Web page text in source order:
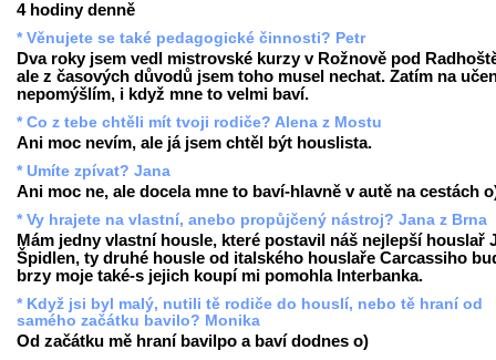
4 hodiny denně
* Věnujete se také pedagogické činnosti? Petr
Dva roky jsem vedl mistrovské kurzy v Rožnově pod
ale z časových důvodů jsem toho musel nechat. Zatím na
nepomýšlím, i když mne to velmi baví.
* Co z tebe chtěli mít tvoji rodiče? Alena z Mostu
Ani moc nevím, ale já jsem chtěl být houslista.
* Umíte zpívat? Jana
Ani moc ne, ale docela mne to baví-hlavně v autě na cestách
* Vy hrajete na vlastní, anebo propůjčený nástroj? Jana z Brna
Mám jedny vlastní housle, které postavil náš nejlepší houslař
Špidlen, ty druhé housle od italského houslaře Carcassiho
brzy moje také-s jejich koupí mi pomohla Interbanka.
* Když jsi byl malý, nutili tě rodiče do houslí, nebo tě hraní od
samého začátku bavilo? Monika
Od začátku mě hraní bavilpo a baví dodnes o)